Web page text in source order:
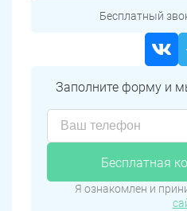
Бесплатный
Заполните форму и
Бесплатная
Я ознакомлен и